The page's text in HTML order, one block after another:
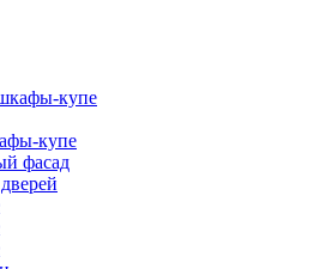
купе
купе
фасад